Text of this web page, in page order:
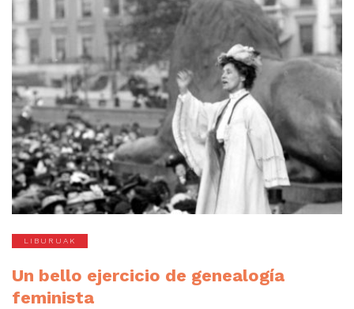
LIBURUAK
Un bello ejercicio de genealogía
feminista